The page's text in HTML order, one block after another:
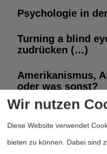
Psychologie in
Turning a blind
zudrücken (…)
Amerikanismus,
oder was sonst?
Friedliche
« ‹ 3 4 5
Wir nutzen
Diese Website verwendet
bieten zu können. Dabei sind